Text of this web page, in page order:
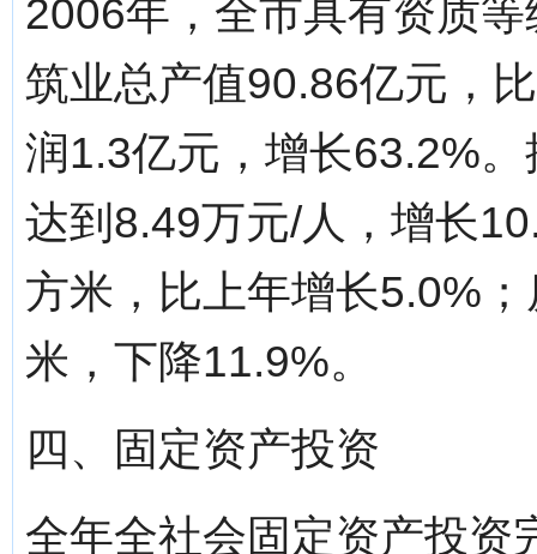
2006年，全市具有资质
筑业总产值90.86亿元，
润1.3亿元，增长63.2%
达到8.49万元/人，增长
方米，比上年增长5.0%
米，下降11.9%。
四、固定资产投资
全年全社会固定资产投资